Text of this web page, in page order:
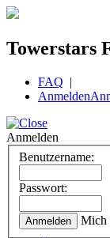
Towerstars
FAQ |
Anmelden
Anmelden
Benutzername:
Passwort:
Mich